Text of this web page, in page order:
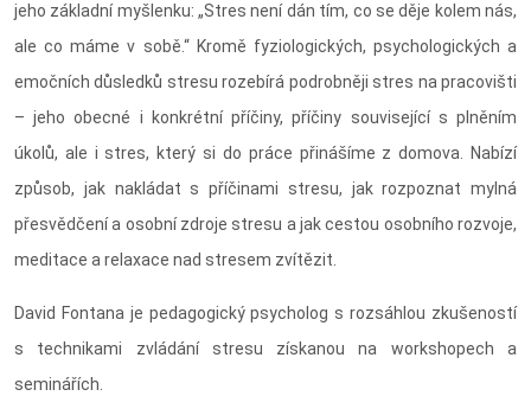
jeho základní myšlenku: „Stres není dán tím, co se děje kolem nás,
ale co máme v sobě.“ Kromě fyziologických, psychologických a
emočních důsledků stresu rozebírá podrobněji stres na pracovišti
– jeho obecné i konkrétní příčiny, příčiny související s plněním
úkolů, ale i stres, který si do práce přinášíme z domova. Nabízí
způsob, jak nakládat s příčinami stresu, jak rozpoznat mylná
přesvědčení a osobní zdroje stresu a jak cestou osobního rozvoje,
meditace a relaxace nad stresem zvítězit.
David Fontana je pedagogický psycholog s rozsáhlou zkušeností
s technikami zvládání stresu získanou na workshopech a
seminářích.